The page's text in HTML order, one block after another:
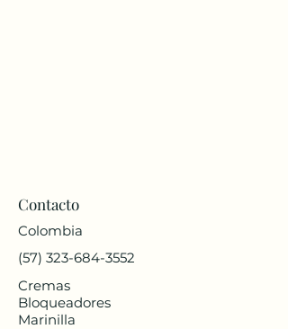
Contacto
Colombia
(57) 323-684-3552
Cremas
Bloqueadores
Marinilla